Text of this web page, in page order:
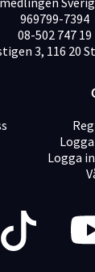
969799-7394
08-502 747 19
3, 116 20
Logga